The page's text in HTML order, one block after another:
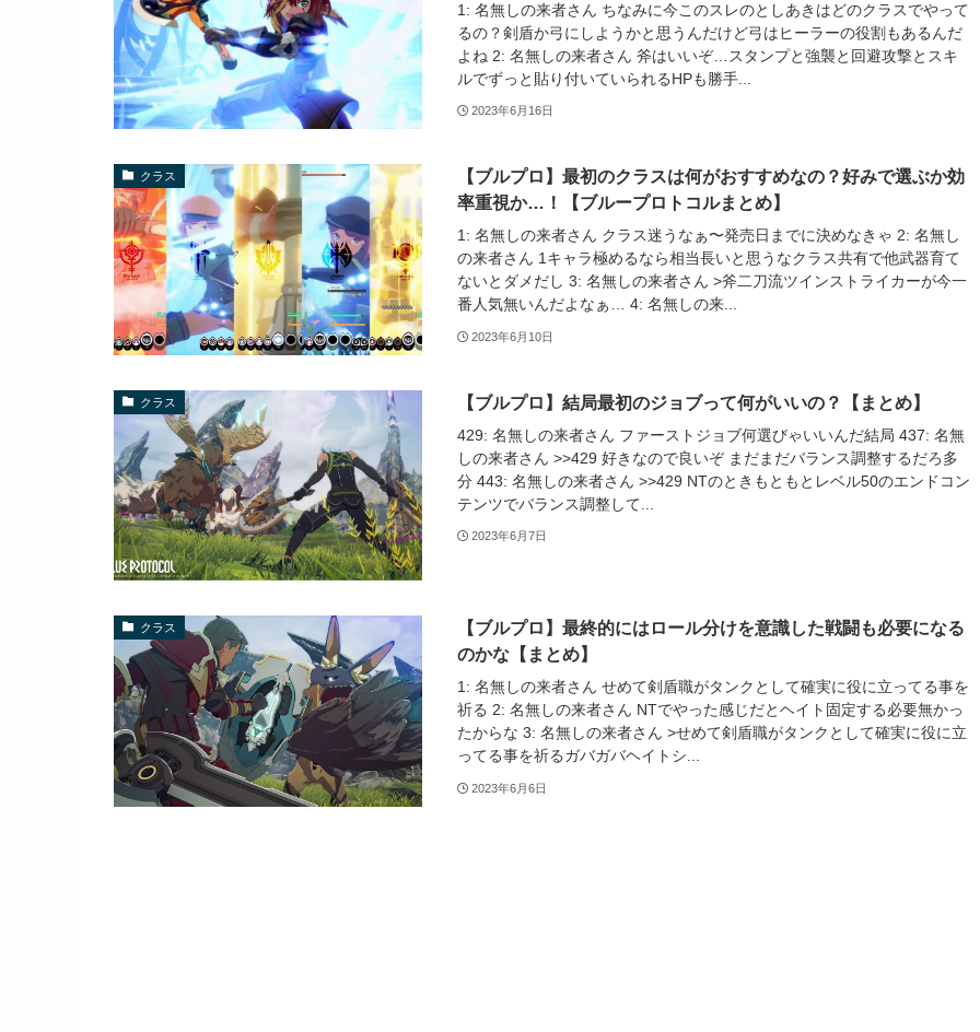
1: 名無しの来者さん ちなみに今このスレのとしあきはどのクラスでやって
るの？剣盾か弓にしようかと思うんだけど弓はヒーラーの役割もあるんだ
よね 2: 名無しの来者さん 斧はいいぞ…スタンプと強襲と回避攻撃とスキ
ルでずっと貼り付いていられるHPも勝手...
2023年6月16日
クラス
【ブルプロ】最初のクラスは何がおすすめなの？好みで選ぶか効
率重視か…！【ブループロトコルまとめ】
1: 名無しの来者さん クラス迷うなぁ〜発売日までに決めなきゃ 2: 名無し
の来者さん 1キャラ極めるなら相当長いと思うなクラス共有で他武器育て
ないとダメだし 3: 名無しの来者さん >斧二刀流ツインストライカーが今一
番人気無いんだよなぁ… 4: 名無しの来...
2023年6月10日
クラス 【ブルプロ】結局最初のジョブって何がいいの？【まとめ】
429: 名無しの来者さん ファーストジョブ何選びゃいいんだ結局 437: 名無
しの来者さん >>429 好きなので良いぞ まだまだバランス調整するだろ多
分 443: 名無しの来者さん >>429 NTのときもともとレベル50のエンドコン
テンツでバランス調整して...
2023年6月7日
クラス
【ブルプロ】最終的にはロール分けを意識した戦闘も必要になる
のかな【まとめ】
1: 名無しの来者さん せめて剣盾職がタンクとして確実に役に立ってる事を
祈る 2: 名無しの来者さん NTでやった感じだとヘイト固定する必要無かっ
たからな 3: 名無しの来者さん >せめて剣盾職がタンクとして確実に役に立
ってる事を祈るガバガバヘイトシ...
2023年6月6日